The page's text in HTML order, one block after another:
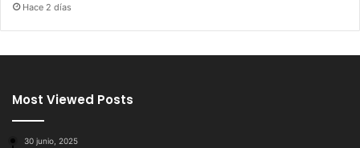
Hace 2 días
Most Viewed Posts
30 junio, 2025